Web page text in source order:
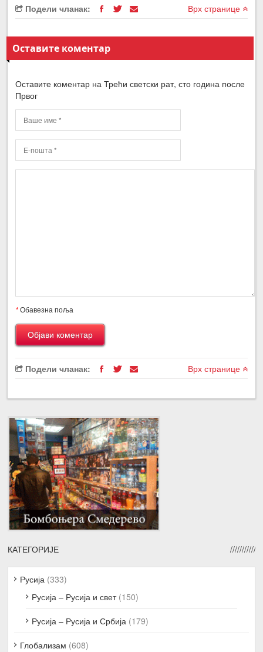
Подели чланак: Врх странице
Оставите коментар
Оставите коментар на Трећи светски рат, сто година после
Првог
*Обавезна поља
Подели чланак: Врх странице
КАТЕГОРИЈЕ
Русија (333)
Русија – Русија и свет(150)
Русија – Русија и Србија (179)
Глобализам (608)